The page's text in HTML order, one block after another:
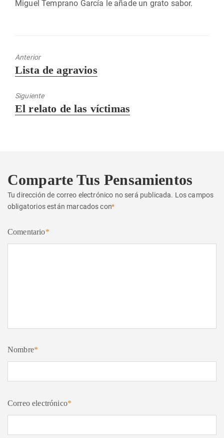
Miguel Temprano García le añade un grato sabor.
Anterior
Entrada
Lista de agravios
Siguiente
Entrada
El relato de las víctimas
Comparte Tus Pensamientos
Tu dirección de correo electrónico no será publicada. Los campos
obligatorios están marcados con*
Comentario*
Nombre*
Correo electrónico*